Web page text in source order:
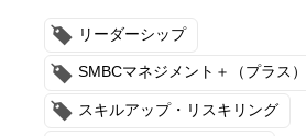
リーダーシップ
SMBCマネジメント＋（プラス）
スキルアップ・リスキリング